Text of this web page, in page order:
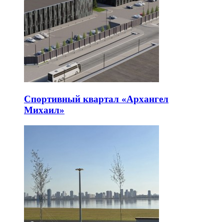
Спортивный квартал «Архангел
Михаил»